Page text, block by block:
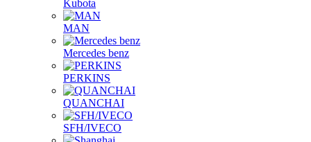
Kubota
MAN
Mercedes benz
PERKINS
QUANCHAI
SFH/IVECO